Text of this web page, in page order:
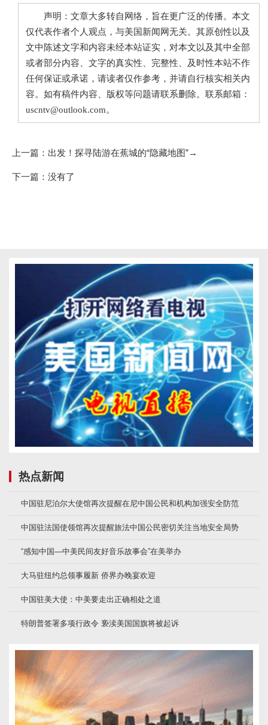
声明：文章大多转自网络，旨在更广泛的传播。本文
仅代表作者个人观点，与美国新闻网无关。其原创性以及
文中陈述文字和内容未经本站证实，对本文以及其中全部
或者部分内容、文字的真实性、完整性、及时性本站不作
任何保证或承诺，请读者仅作参考，并请自行核实相关内
容。如有稿件内容、版权等问题请联系删除。联系邮箱：
uscntv@outlook.com。
上一篇： 出发！探寻陆游在蕉城的“隐藏地图”→
下一篇：没有了
热点新闻
中国驻尼泊尔大使馆再次提醒在尼中国公民和机构加强安全防范
中国驻法国使领馆再次提醒旅法中国公民密切关注当地安全局势
“感知中国—中美民间友好音乐故事会”在美举办
大马驻纽约总领事履新 侨界办晚宴欢迎
中国驻美大使：中美要走出正确相处之道
特朗普签署多项行政令 亵渎美国国旗将被起诉